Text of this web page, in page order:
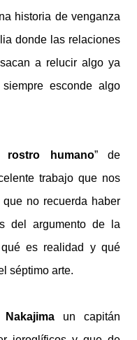
historia de venganza
donde las relaciones
a relucir algo ya
esconde algo
humano” de
trabajo que nos
no recuerda haber
del argumento de la
qué es realidad y qué
séptimo arte.
un capitán